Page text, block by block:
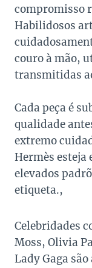
compromisso
Habilidosos
couro à mão,
transmitidas
Cada peça é
qualidade
extremo
Hermès esteja
elevados
etiqueta.,
Celebridades
Moss, Olivia
Lady Gaga